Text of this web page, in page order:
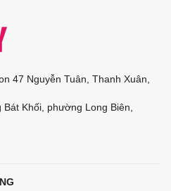
47 Nguyễn Tuân, Thanh Xuân,
Khối, phường Long Biên,